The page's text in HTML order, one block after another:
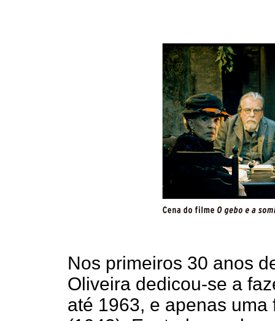
Nos primeiros 30 anos
Oliveira dedicou-se a
até 1963, e apenas